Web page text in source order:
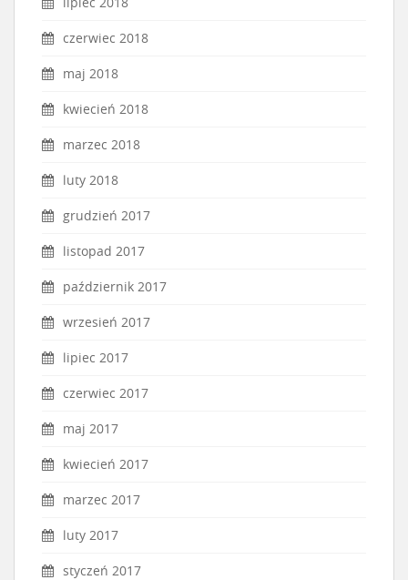
czerwiec 2018
maj 2018
kwiecień 2018
marzec 2018
luty 2018
grudzień 2017
listopad 2017
październik 2017
wrzesień 2017
lipiec 2017
czerwiec 2017
maj 2017
kwiecień 2017
marzec 2017
luty 2017
styczeń 2017